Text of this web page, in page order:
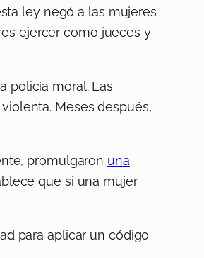
ley negó a las mujeres
ejercer como jueces y
policía moral. Las
Meses después,
promulgaron una
que si una mujer
para aplicar un código